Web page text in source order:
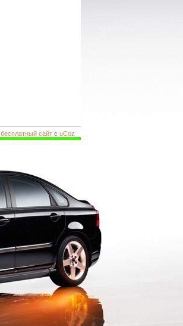
бесплатный сайт с uCoz